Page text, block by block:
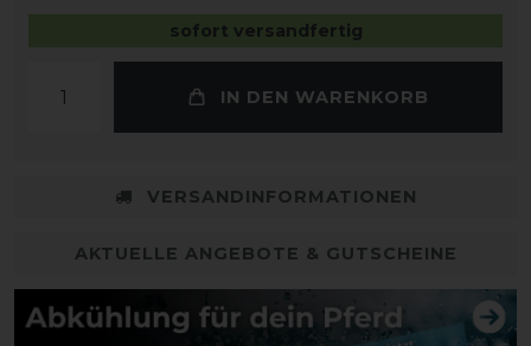
sofort versandfertig
IN DEN WARENKORB
VERSANDINFORMATIONEN
AKTUELLE ANGEBOTE & GUTSCHEINE